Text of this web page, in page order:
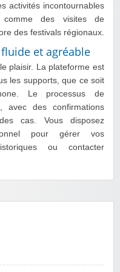
activités incontournables
comme des visites de
des festivals régionaux.
et agréable
plaisir. La plateforme est
les supports, que ce soit
Le processus de
avec des confirmations
cas. Vous disposez
pour gérer vos
ou contacter